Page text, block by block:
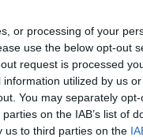
or processing of your
use the below opt-out
request is processed
utilized by us
You may separately
on the IAB’s list of
us to third parties on the
 Commenti: 5
Salva